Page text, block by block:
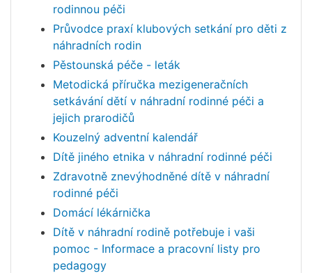
rodinnou péči
Průvodce praxí klubových setkání pro děti z
náhradních rodin
Pěstounská péče - leták
Metodická příručka mezigeneračních
setkávání dětí v náhradní rodinné péči a
jejich prarodičů
Kouzelný adventní kalendář
Dítě jiného etnika v náhradní rodinné péči
Zdravotně znevýhodněné dítě v náhradní
rodinné péči
Domácí lékárnička
Dítě v náhradní rodině potřebuje i vaši
pomoc - Informace a pracovní listy pro
pedagogy